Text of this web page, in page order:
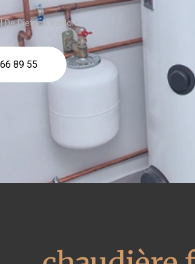
De Dietrich Valdoie
89 55